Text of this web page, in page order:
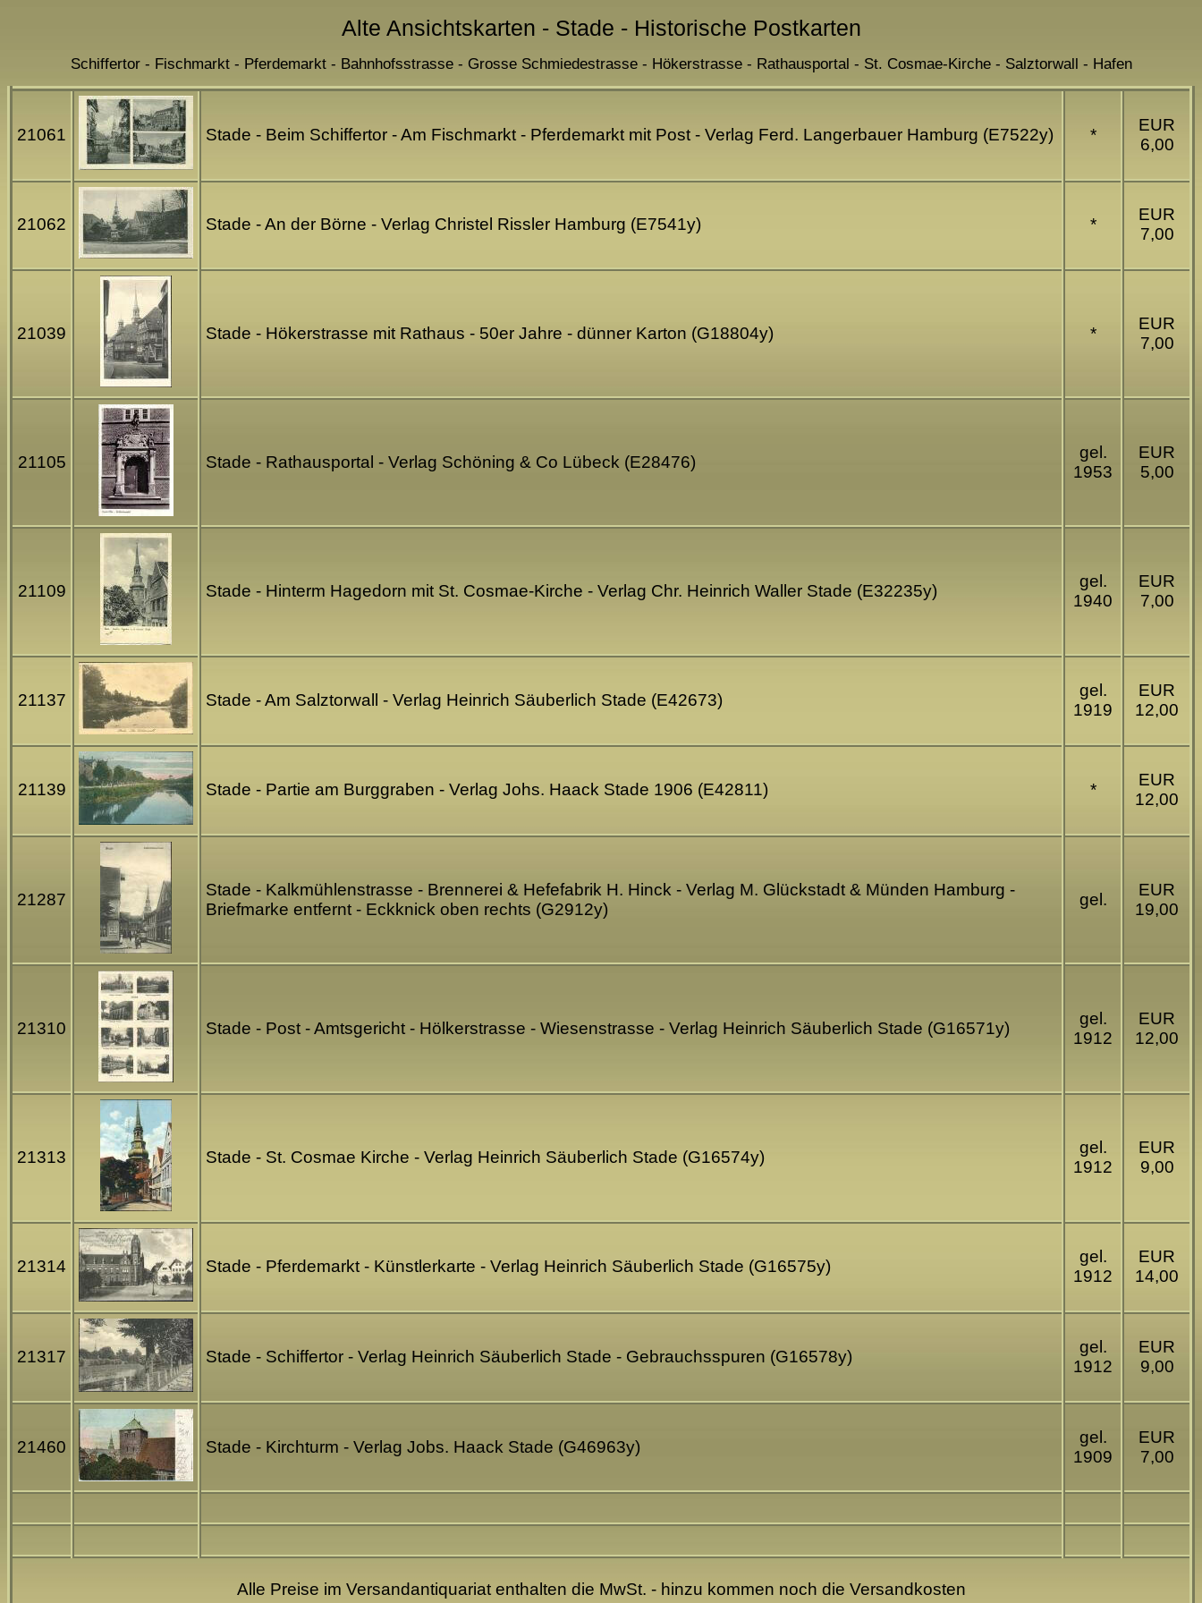
Alte Ansichtskarten - Stade - Historische Postkarten
Schiffertor - Fischmarkt - Pferdemarkt - Bahnhofsstrasse - Grosse Schmiedestrasse - Hökerstrasse - Rathausportal - St. Cosmae-Kirche - Salztorwall - Hafen
21061 Stade - Beim Schiffertor - Am Fischmarkt - Pferdemarkt mit Post - Verlag Ferd. Langerbauer Hamburg (E7522y) *
EUR
6,00
21062 Stade - An der Börne - Verlag Christel Rissler Hamburg (E7541y) *
EUR
7,00
21039 Stade - Hökerstrasse mit Rathaus - 50er Jahre - dünner Karton (G18804y) *
EUR
7,00
21105 Stade - Rathausportal - Verlag Schöning & Co Lübeck (E28476)
gel.
1953
EUR
5,00
21109 Stade - Hinterm Hagedorn mit St. Cosmae-Kirche - Verlag Chr. Heinrich Waller Stade (E32235y)
gel.
1940
EUR
7,00
21137 Stade - Am Salztorwall - Verlag Heinrich Säuberlich Stade (E42673)
gel.
1919
EUR
12,00
21139 Stade - Partie am Burggraben - Verlag Johs. Haack Stade 1906 (E42811) *
EUR
12,00
21287
Stade - Kalkmühlenstrasse - Brennerei & Hefefabrik H. Hinck - Verlag M. Glückstadt & Münden Hamburg -
Briefmarke entfernt - Eckknick oben rechts (G2912y)
gel.
EUR
19,00
21310 Stade - Post - Amtsgericht - Hölkerstrasse - Wiesenstrasse - Verlag Heinrich Säuberlich Stade (G16571y)
gel.
1912
EUR
12,00
21313 Stade - St. Cosmae Kirche - Verlag Heinrich Säuberlich Stade (G16574y)
gel.
1912
EUR
9,00
21314 Stade - Pferdemarkt - Künstlerkarte - Verlag Heinrich Säuberlich Stade (G16575y)
gel.
1912
EUR
14,00
21317 Stade - Schiffertor - Verlag Heinrich Säuberlich Stade - Gebrauchsspuren (G16578y)
gel.
1912
EUR
9,00
21460 Stade - Kirchturm - Verlag Jobs. Haack Stade (G46963y)
gel.
1909
EUR
7,00
Alle Preise im Versandantiquariat enthalten die MwSt. - hinzu kommen noch die Versandkosten